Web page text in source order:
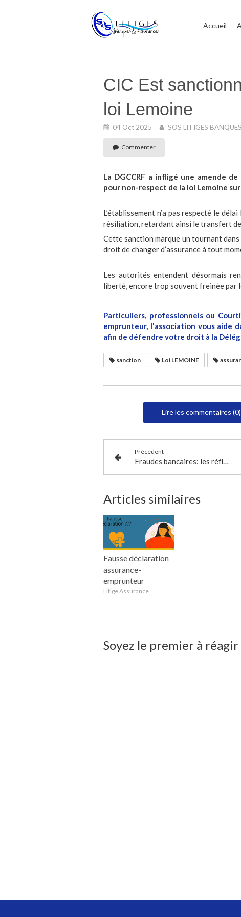
Accueil
CIC Est
loi Lemoine
04 Oct 2025 SOS LITIGES
Commenter
La DGCCRF a infligé une amende
pour non-respect de la loi Lemoine
L’établissement n’a pas respecté le
résiliation, retardant ainsi le transfert
Cette sanction marque un tournant
droit de changer d’assurance à tout
Les autorités entendent désormais
liberté, encore trop souvent freinée par
Particuliers, professionnels ou
emprunteur, l'association vous aide
afin de défendre votre droit à la
sanction Loi LEMOINE
Lire les commentaires (0)
Précédent
Articles similaires
Fausse déclaration
assurance-
emprunteur
Litige Assurance
Soyez le premier à réagir